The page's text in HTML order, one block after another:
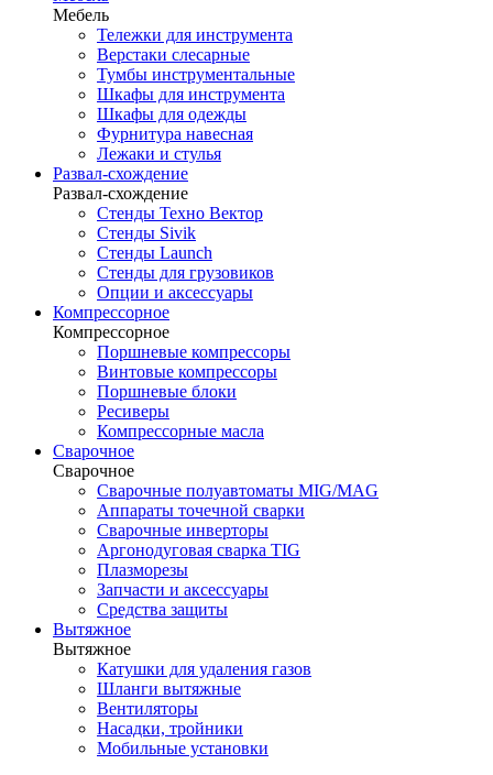
Мебель
Тележки для инструмента
Верстаки слесарные
Тумбы инструментальные
Шкафы для инструмента
Шкафы для одежды
Фурнитура навесная
Лежаки и стулья
Развал-схождение
Развал-схождение
Стенды Техно Вектор
Стенды Sivik
Стенды Launch
Стенды для грузовиков
Опции и аксессуары
Компрессорное
Компрессорное
Поршневые компрессоры
Винтовые компрессоры
Поршневые блоки
Ресиверы
Компрессорные масла
Сварочное
Сварочное
Сварочные полуавтоматы MIG/MAG
Аппараты точечной сварки
Сварочные инверторы
Аргонодуговая сварка TIG
Плазморезы
Запчасти и аксессуары
Средства защиты
Вытяжное
Вытяжное
Катушки для удаления газов
Шланги вытяжные
Вентиляторы
Насадки, тройники
Мобильные установки